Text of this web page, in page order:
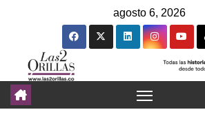
agosto 6, 2026